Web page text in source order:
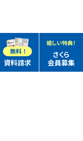
資料請求
嬉しい特典！
さくら
会員募集